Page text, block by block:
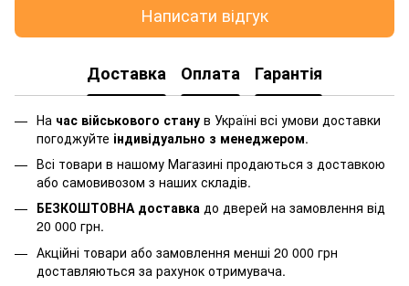
Написати відгук
Доставка Оплата Гарантія
На час військового стану в Україні всі умови доставки
погоджуйте індивідуально з менеджером.
Всі товари в нашому Магазині продаються з доставкою
або самовивозом з наших складів.
БЕЗКОШТОВНА доставка до дверей на замовлення від
20 000 грн.
Акційні товари або замовлення менші 20 000 грн
доставляються за рахунок отримувача.